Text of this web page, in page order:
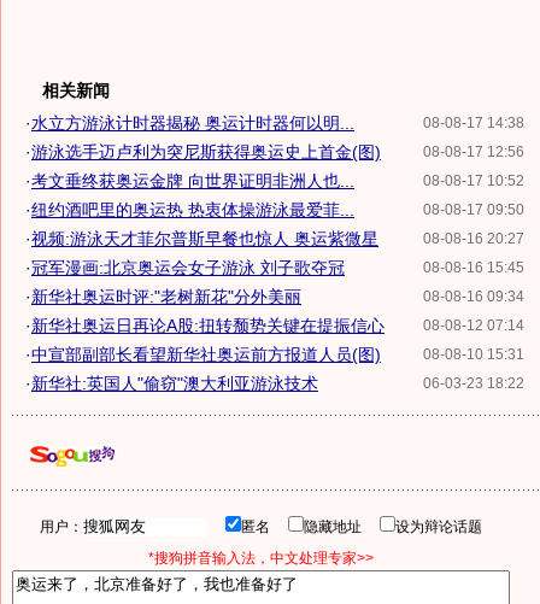
相关新闻
08-08-17 14:38
·水立方游泳计时器揭秘 奥运计时器何以明...
08-08-17 12:56
·游泳选手迈卢利为突尼斯获得奥运史上首金(图)
08-08-17 10:52
·考文垂终获奥运金牌 向世界证明非洲人也...
08-08-17 09:50
·纽约酒吧里的奥运热 热衷体操游泳最爱菲...
08-08-16 20:27
·视频:游泳天才菲尔普斯早餐也惊人 奥运紫微星
08-08-16 15:45
·冠军漫画:北京奥运会女子游泳 刘子歌夺冠
08-08-16 09:34
·新华社奥运时评:"老树新花"分外美丽
08-08-12 07:14
·新华社奥运日再论A股:扭转颓势关键在提振信心
08-08-10 15:31
·中宣部副部长看望新华社奥运前方报道人员(图)
06-03-23 18:22
·新华社:英国人"偷窃"澳大利亚游泳技术
用户： 匿名 隐藏地址
设为辩论话题
*搜狗拼音输入法，中文处理专家>>